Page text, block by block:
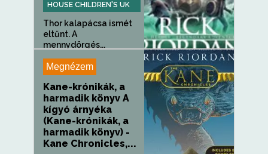
HOUSE CHILDREN'S UK
Thor kalapácsa ismét
eltűnt. A
mennydörgés...
Megnézem
Kane-krónikák, a
harmadik könyv A
kígyó árnyéka
(Kane-krónikák, a
harmadik könyv) -
Kane Chronicles,...